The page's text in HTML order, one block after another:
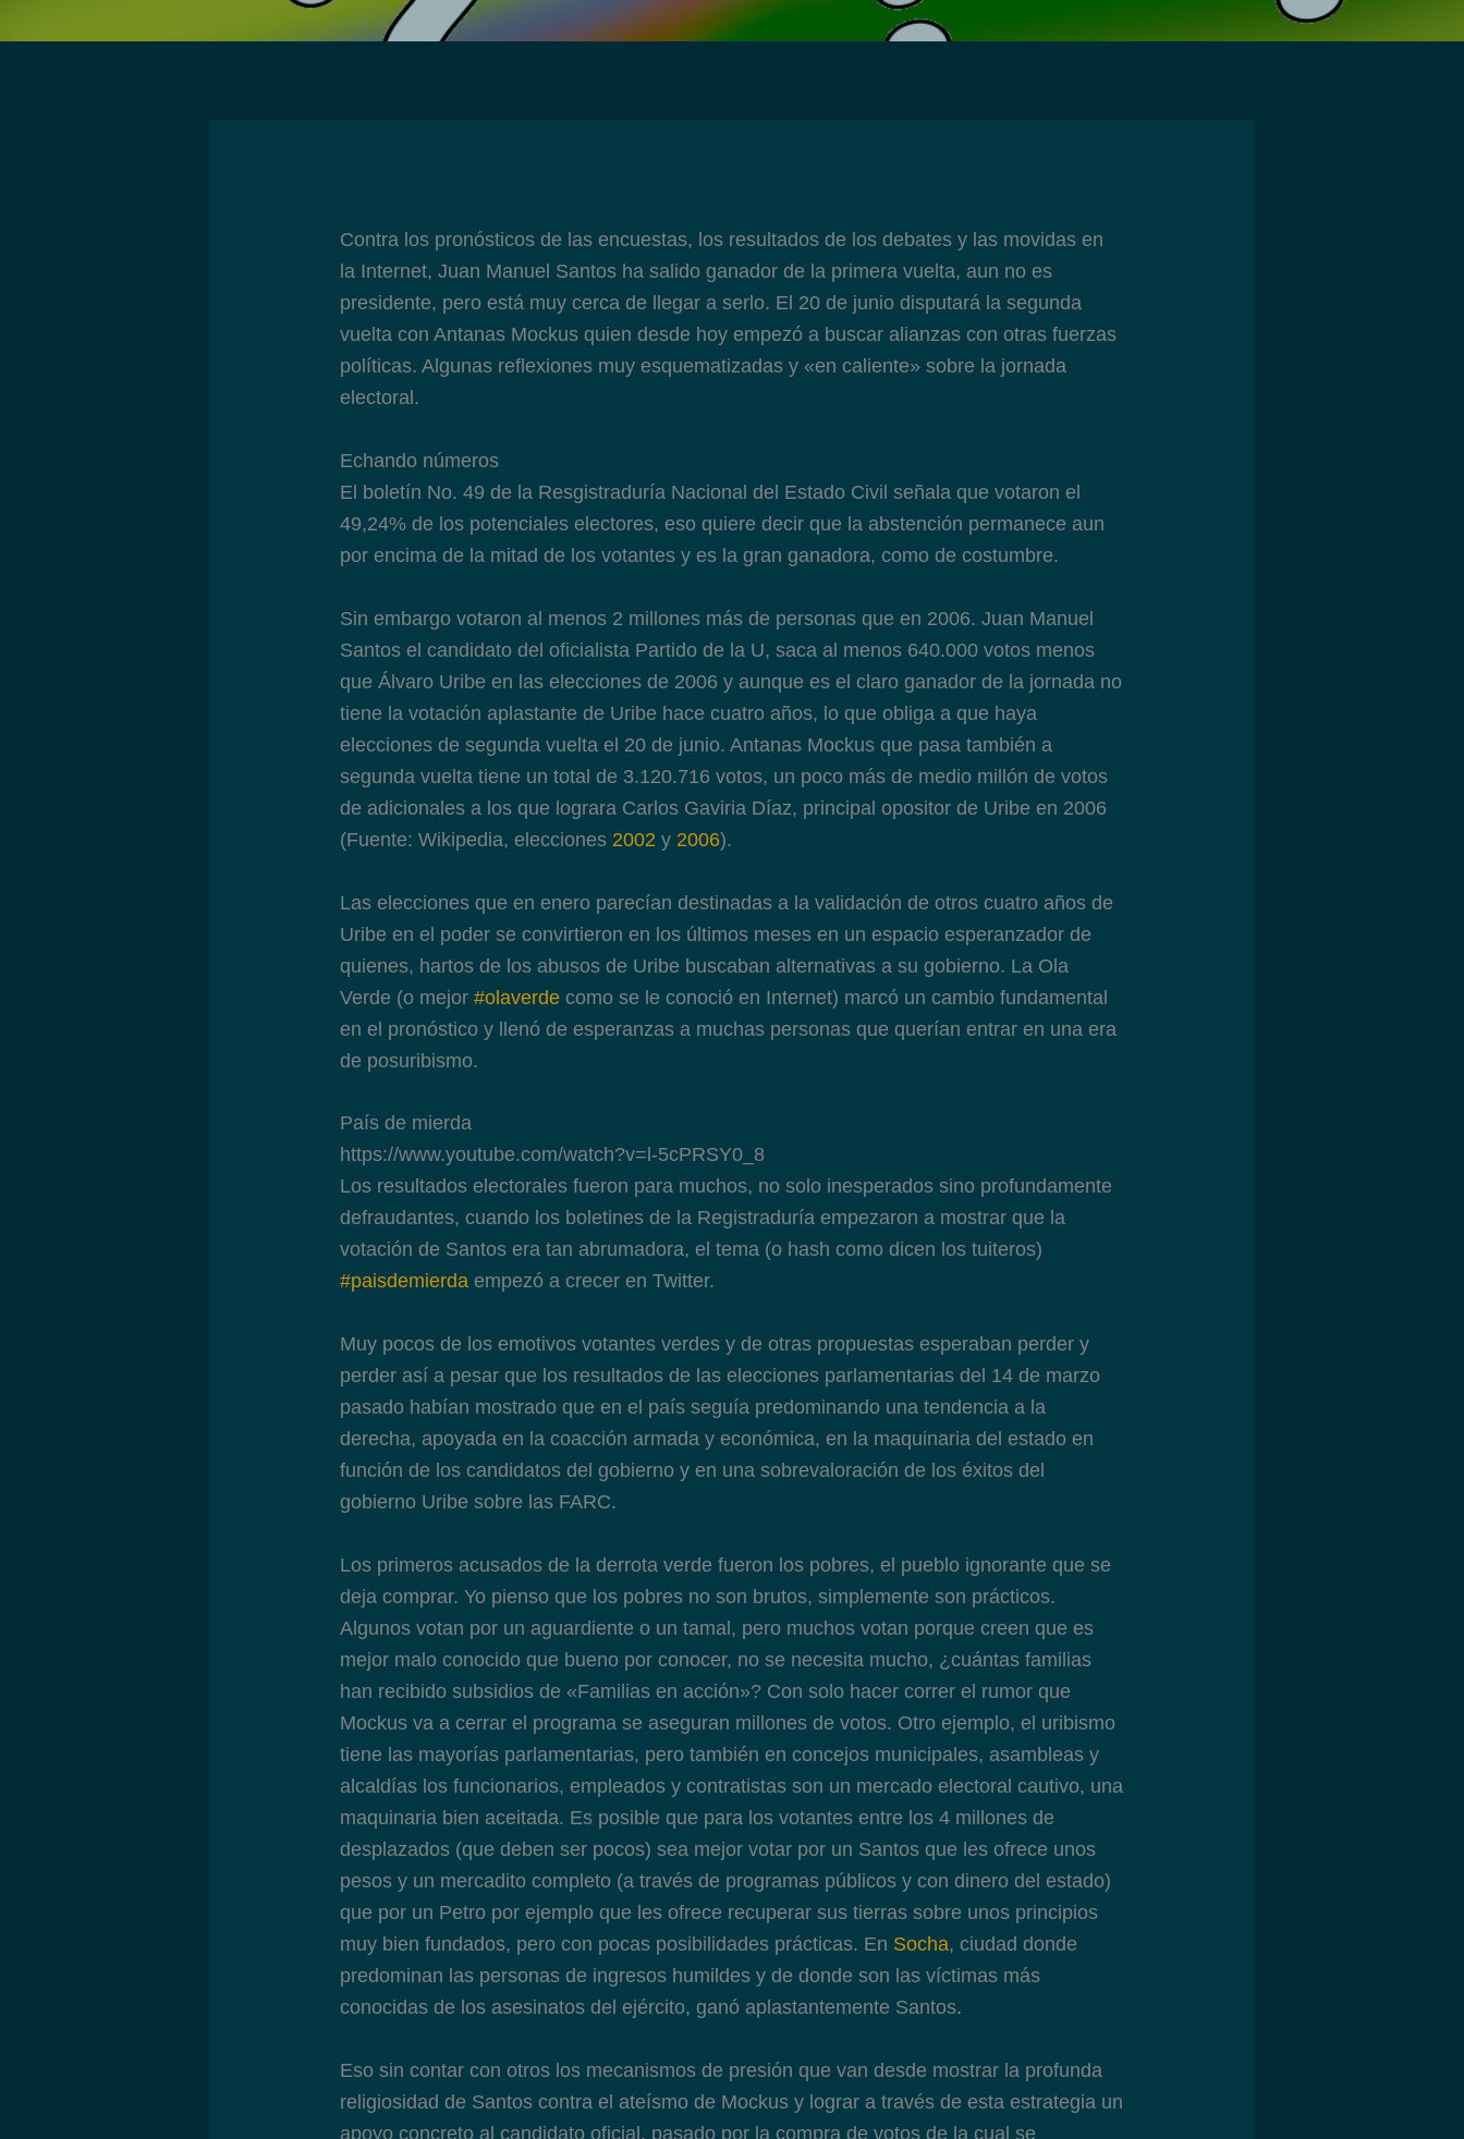
Contra los pronósticos de las encuestas, los resultados de los debates y las movidas en
la Internet, Juan Manuel Santos ha salido ganador de la primera vuelta, aun no es
presidente, pero está muy cerca de llegar a serlo. El 20 de junio disputará la segunda
vuelta con Antanas Mockus quien desde hoy empezó a buscar alianzas con otras fuerzas
políticas. Algunas reflexiones muy esquematizadas y «en caliente» sobre la jornada
electoral.
Echando números
El boletín No. 49 de la Resgistraduría Nacional del Estado Civil señala que votaron el
49,24% de los potenciales electores, eso quiere decir que la abstención permanece aun
por encima de la mitad de los votantes y es la gran ganadora, como de costumbre.
Sin embargo votaron al menos 2 millones más de personas que en 2006. Juan Manuel
Santos el candidato del oficialista Partido de la U, saca al menos 640.000 votos menos
que Álvaro Uribe en las elecciones de 2006 y aunque es el claro ganador de la jornada no
tiene la votación aplastante de Uribe hace cuatro años, lo que obliga a que haya
elecciones de segunda vuelta el 20 de junio. Antanas Mockus que pasa también a
segunda vuelta tiene un total de 3.120.716 votos, un poco más de medio millón de votos
de adicionales a los que lograra Carlos Gaviria Díaz, principal opositor de Uribe en 2006
(Fuente: Wikipedia, elecciones 2002 y 2006).
Las elecciones que en enero parecían destinadas a la validación de otros cuatro años de
Uribe en el poder se convirtieron en los últimos meses en un espacio esperanzador de
quienes, hartos de los abusos de Uribe buscaban alternativas a su gobierno. La Ola
Verde (o mejor#olaverde como se le conoció en Internet) marcó un cambio fundamental
en el pronóstico y llenó de esperanzas a muchas personas que querían entrar en una era
de posuribismo.
País de mierda
https://www.youtube.com/watch?v=l-5cPRSY0_8
Los resultados electorales fueron para muchos, no solo inesperados sino profundamente
defraudantes, cuando los boletines de la Registraduría empezaron a mostrar que la
votación de Santos era tan abrumadora, el tema (o hash como dicen los tuiteros)
#paisdemierda empezó a crecer en Twitter.
Muy pocos de los emotivos votantes verdes y de otras propuestas esperaban perder y
perder así a pesar que los resultados de las elecciones parlamentarias del 14 de marzo
pasado habían mostrado que en el país seguía predominando una tendencia a la
derecha, apoyada en la coacción armada y económica, en la maquinaria del estado en
función de los candidatos del gobierno y en una sobrevaloración de los éxitos del
gobierno Uribe sobre las FARC.
Los primeros acusados de la derrota verde fueron los pobres, el pueblo ignorante que se
deja comprar. Yo pienso que los pobres no son brutos, simplemente son prácticos.
Algunos votan por un aguardiente o un tamal, pero muchos votan porque creen que es
mejor malo conocido que bueno por conocer, no se necesita mucho, ¿cuántas familias
han recibido subsidios de «Familias en acción»? Con solo hacer correr el rumor que
Mockus va a cerrar el programa se aseguran millones de votos. Otro ejemplo, el uribismo
tiene las mayorías parlamentarias, pero también en concejos municipales, asambleas y
alcaldías los funcionarios, empleados y contratistas son un mercado electoral cautivo, una
maquinaria bien aceitada. Es posible que para los votantes entre los 4 millones de
desplazados (que deben ser pocos) sea mejor votar por un Santos que les ofrece unos
pesos y un mercadito completo (a través de programas públicos y con dinero del estado)
que por un Petro por ejemplo que les ofrece recuperar sus tierras sobre unos principios
muy bien fundados, pero con pocas posibilidades prácticas. En Socha, ciudad donde
predominan las personas de ingresos humildes y de donde son las víctimas más
conocidas de los asesinatos del ejército, ganó aplastantemente Santos.
Eso sin contar con otros los mecanismos de presión que van desde mostrar la profunda
religiosidad de Santos contra el ateísmo de Mockus y lograr a través de esta estrategia un
apoyo concreto al candidato oficial, pasado por la compra de votos de la cual se